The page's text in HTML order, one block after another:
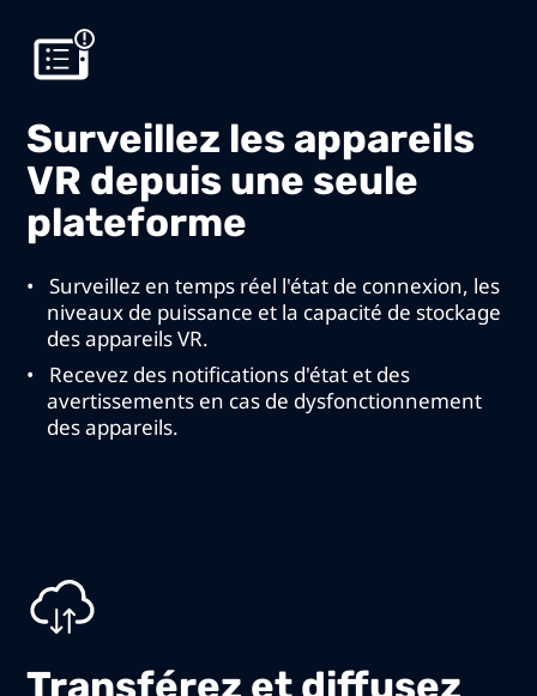
Surveillez les appareils
VR depuis une seule
plateforme
Surveillez en temps réel l'état de connexion, les
niveaux de puissance et la capacité de stockage
des appareils VR.
Recevez des notifications d'état et des
avertissements en cas de dysfonctionnement
des appareils.
Transférez et diffusez